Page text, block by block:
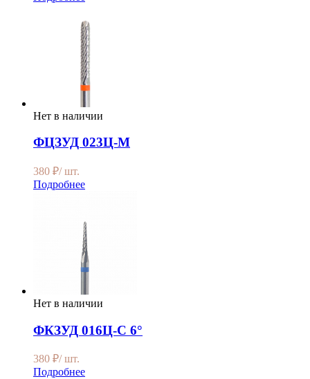
Нет в наличии
ФЦЗУД 023Ц-М
380 ₽/ шт.
Подробнее
Нет в наличии
ФКЗУД 016Ц-С 6°
380 ₽/ шт.
Подробнее